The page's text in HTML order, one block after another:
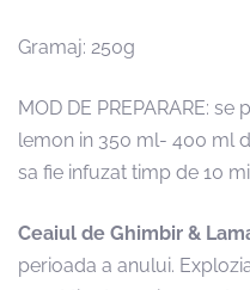
Gramaj: 250g
MOD DE PREPARARE:
lemon in 350 ml- 400 ml
sa fie infuzat timp de 10
Ceaiul de Ghimbir &
perioada a anului.